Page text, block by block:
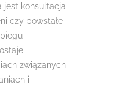
jest konsultacja
czy powstałe
związanych
i